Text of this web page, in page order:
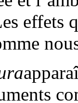
effets